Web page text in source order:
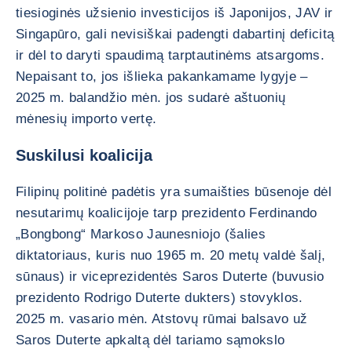
tiesioginės užsienio investicijos iš Japonijos, JAV ir
Singapūro, gali nevisiškai padengti dabartinį deficitą
ir dėl to daryti spaudimą tarptautinėms atsargoms.
Nepaisant to, jos išlieka pakankamame lygyje –
2025 m. balandžio mėn. jos sudarė aštuonių
mėnesių importo vertę.
Suskilusi koalicija
Filipinų politinė padėtis yra sumaišties būsenoje dėl
nesutarimų koalicijoje tarp prezidento Ferdinando
„Bongbong“ Markoso Jaunesniojo (šalies
diktatoriaus, kuris nuo 1965 m. 20 metų valdė šalį,
sūnaus) ir viceprezidentės Saros Duterte (buvusio
prezidento Rodrigo Duterte dukters) stovyklos.
2025 m. vasario mėn. Atstovų rūmai balsavo už
Saros Duterte apkaltą dėl tariamo sąmokslo